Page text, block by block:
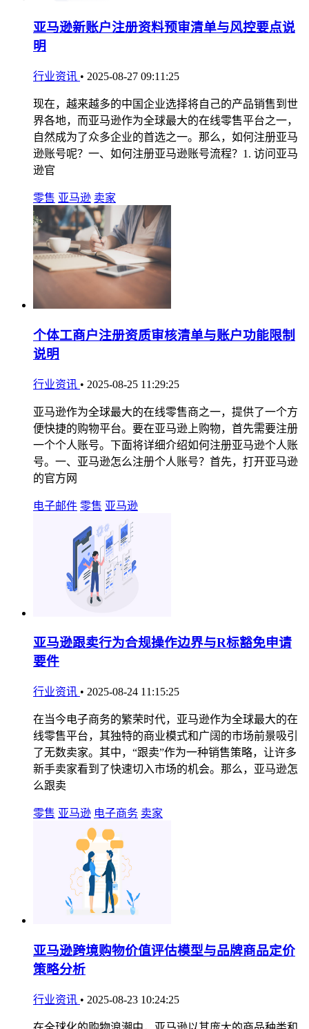
亚马逊新账户注册资料预审清单与风控要点说
明
行业资讯 • 2025-08-27 09:11:25
现在，越来越多的中国企业选择将自己的产品销售到世
界各地，而亚马逊作为全球最大的在线零售平台之一，
自然成为了众多企业的首选之一。那么，如何注册亚马
逊账号呢？一、如何注册亚马逊账号流程？1. 访问亚马
逊官
零售 亚马逊 卖家
个体工商户注册资质审核清单与账户功能限制
说明
行业资讯 • 2025-08-25 11:29:25
亚马逊作为全球最大的在线零售商之一，提供了一个方
便快捷的购物平台。要在亚马逊上购物，首先需要注册
一个个人账号。下面将详细介绍如何注册亚马逊个人账
号。一、亚马逊怎么注册个人账号？首先，打开亚马逊
的官方网
电子邮件 零售 亚马逊
亚马逊跟卖行为合规操作边界与R标豁免申请
要件
行业资讯 • 2025-08-24 11:15:25
在当今电子商务的繁荣时代，亚马逊作为全球最大的在
线零售平台，其独特的商业模式和广阔的市场前景吸引
了无数卖家。其中，“跟卖”作为一种销售策略，让许多
新手卖家看到了快速切入市场的机会。那么，亚马逊怎
么跟卖
零售 亚马逊 电子商务 卖家
亚马逊跨境购物价值评估模型与品牌商品定价
策略分析
行业资讯 • 2025-08-23 10:24:25